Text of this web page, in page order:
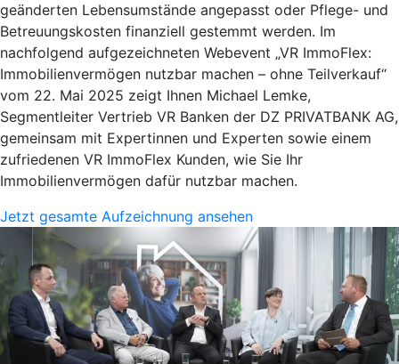
geänderten Lebensumstände angepasst oder Pflege- und
Betreuungskosten finanziell gestemmt werden. Im
nachfolgend aufgezeichneten Webevent „VR ImmoFlex:
Immobilienvermögen nutzbar machen – ohne Teilverkauf“
vom 22. Mai 2025 zeigt Ihnen Michael Lemke,
Segmentleiter Vertrieb VR Banken der DZ PRIVATBANK AG,
gemeinsam mit Expertinnen und Experten sowie einem
zufriedenen VR ImmoFlex Kunden, wie Sie Ihr
Immobilienvermögen dafür nutzbar machen.
Jetzt gesamte Aufzeichnung ansehen